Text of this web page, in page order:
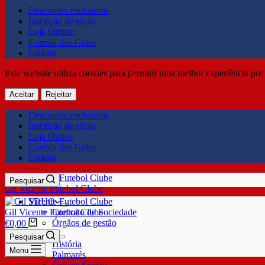
Descontos exclusivos
Inscrição de sócio
Loja Online
Corrida dos Galos
Estádio
Este website utiliza cookies para permitir uma melhor experiência
Aceitar Rejeitar
Descontos exclusivos
Inscrição de sócio
Loja Online
Corrida dos Galos
Estádio
Gil Vicente Futebol Clube
Pesquisar
SDUQ
Contrato de Sociedade
Órgãos de gestão
Clube
História
Palmarés
Gil Vicente Futebol Clube
€0,00
Pesquisar
Menu